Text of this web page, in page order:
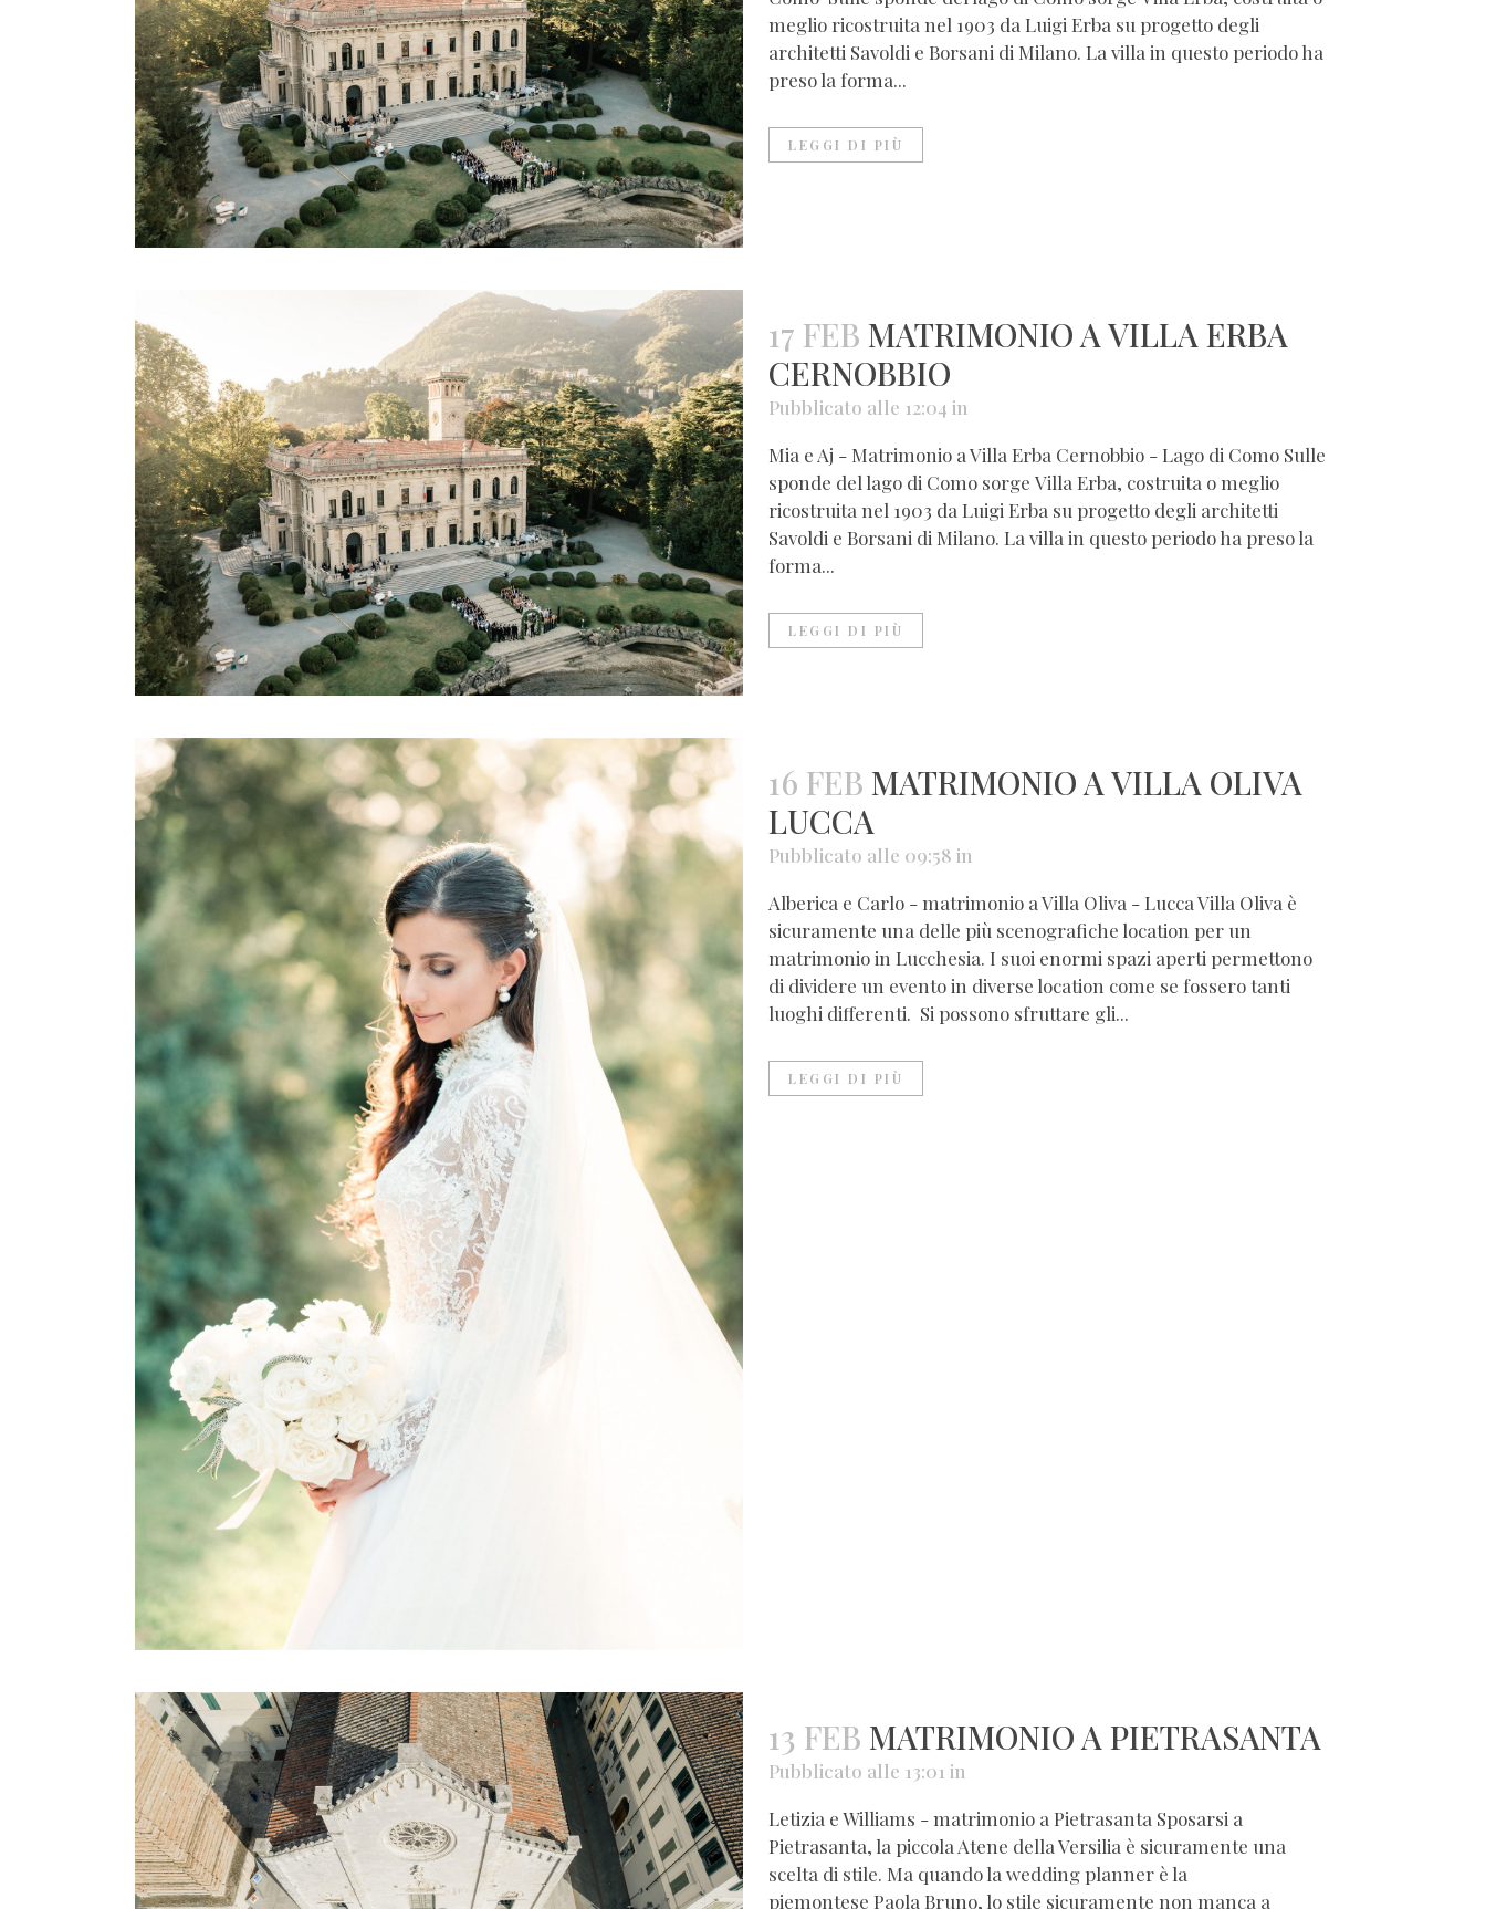
meglio ricostruita nel 1903 da Luigi Erba su progetto degli
architetti Savoldi e Borsani di Milano. La villa in questo periodo ha
preso la forma...
LEGGI DI PIÙ
17 FEB MATRIMONIO A VILLA ERBA
CERNOBBIO
Pubblicato alle 12:04 in
Mia e Aj - Matrimonio a Villa Erba Cernobbio - Lago di Como Sulle
sponde del lago di Como sorge Villa Erba, costruita o meglio
ricostruita nel 1903 da Luigi Erba su progetto degli architetti
Savoldi e Borsani di Milano. La villa in questo periodo ha preso la
forma...
LEGGI DI PIÙ
16 FEB MATRIMONIO A VILLA OLIVA
LUCCA
Pubblicato alle 09:58 in
Alberica e Carlo - matrimonio a Villa Oliva - Lucca Villa Oliva è
sicuramente una delle più scenografiche location per un
matrimonio in Lucchesia. I suoi enormi spazi aperti permettono
di dividere un evento in diverse location come se fossero tanti
luoghi differenti. Si possono sfruttare gli...
LEGGI DI PIÙ
13 FEB MATRIMONIO A PIETRASANTA
Pubblicato alle 13:01 in
Letizia e Williams - matrimonio a Pietrasanta Sposarsi a
Pietrasanta, la piccola Atene della Versilia è sicuramente una
scelta di stile. Ma quando la wedding planner è la
piemontese Paola Bruno, lo stile sicuramente non manca a